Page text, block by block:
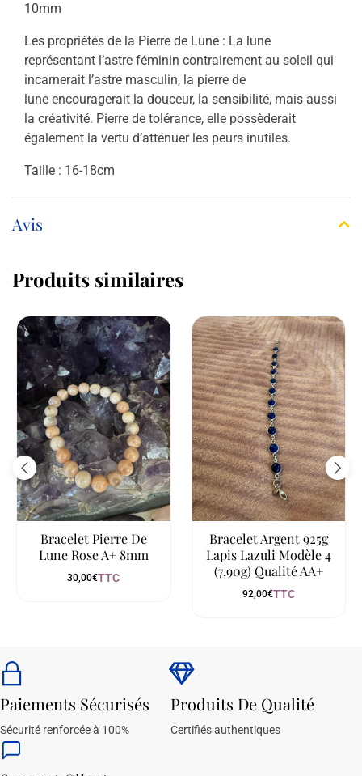
10mm
Les propriétés de la Pierre de Lune : La lune
représentant l’astre féminin contrairement au soleil qui
incarnerait l’astre masculin, la pierre de
lune encouragerait la douceur, la sensibilité, mais aussi
la créativité. Pierre de tolérance, elle possèderait
également la vertu d’atténuer les peurs inutiles.
Taille : 16-18cm
Avis
Produits similaires
Bracelet Pierre De
Lune Rose A+ 8mm
30,00€TTC
Bracelet Argent 925g
Lapis Lazuli Modèle 4
(7,90g) Qualité AA+
92,00€TTC
Paiements Sécurisés
Sécurité renforcée à 100%
Produits De Qualité
Certifiés authentiques